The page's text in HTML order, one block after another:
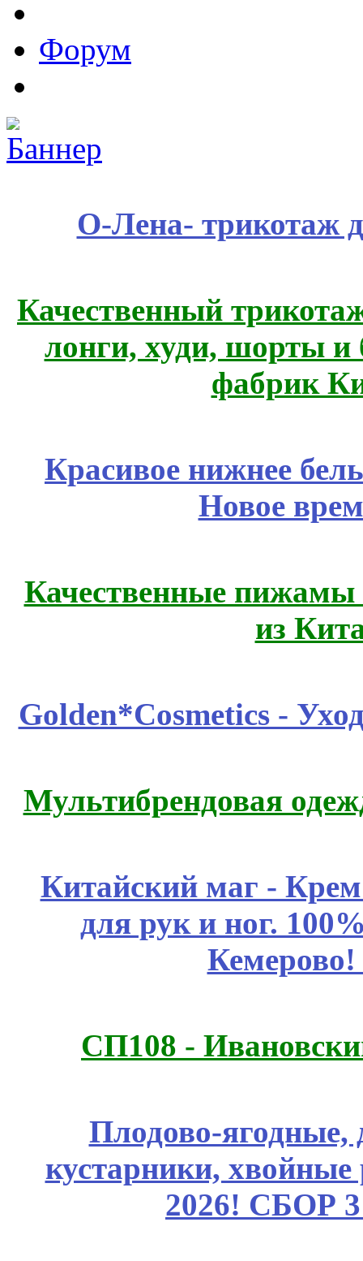
Форум
О-Лена- трикотаж
Качественный
лонги, худи, шорты
фабрик
Красивое нижнее
Новое
Качественные пижамы
из
Golden*Cosmetics -
Мультибрендовая
Китайский маг -
для рук и ног.
СП108 -
Плодово-ягодные,
кустарники,
2026! СБОР